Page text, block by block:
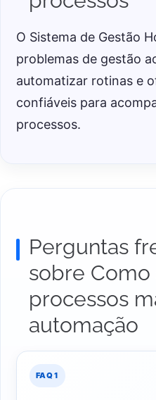
O Sistema de Gestão
problemas de gestão
automatizar rotinas e
confiáveis para
processos.
Perguntas
sobre
processos
automação